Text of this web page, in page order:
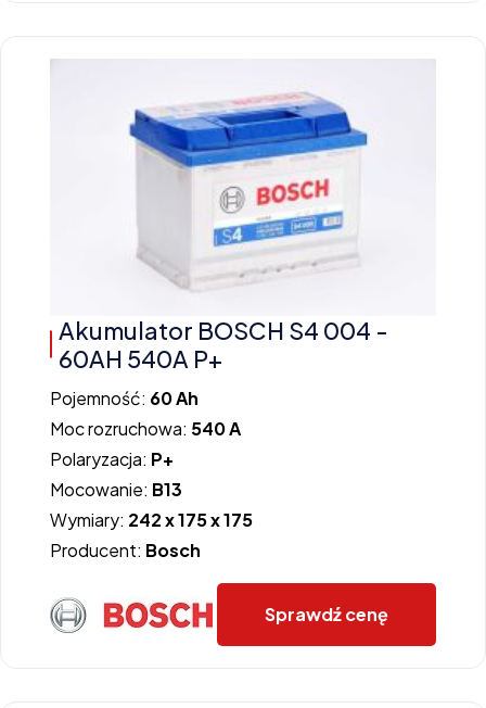
Akumulator BOSCH S4 004 -
60AH 540A P+
Pojemność: 60 Ah
Moc rozruchowa: 540 A
Polaryzacja: P+
Mocowanie: B13
Wymiary: 242 x 175 x 175
Producent: Bosch
Sprawdź cenę